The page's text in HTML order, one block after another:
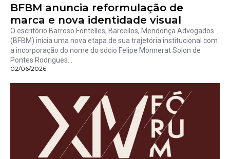
BFBM anuncia reformulação de
marca e nova identidade visual
O escritório Barroso Fontelles, Barcellos, Mendonça Advogados
(BFBM) inicia uma nova etapa de sua trajetória institucional com
a incorporação do nome do sócio Felipe Monnerat Solon de
Pontes Rodrigues...
02/06/2026